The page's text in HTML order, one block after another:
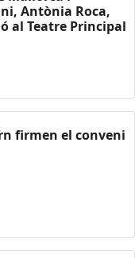
Antònia Roca,
al Teatre Principal
firmen el conveni